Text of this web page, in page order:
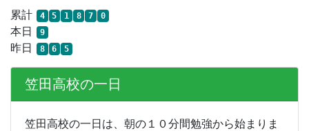
累計 4 5 1 8 7 0
本日 9
昨日 8 6 5
笠田高校の一日
笠田高校の一日は、朝の１０分間勉強から始まりま